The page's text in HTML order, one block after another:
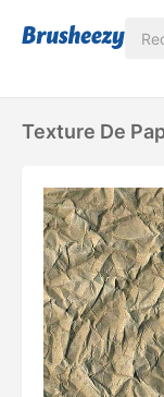
Texture De